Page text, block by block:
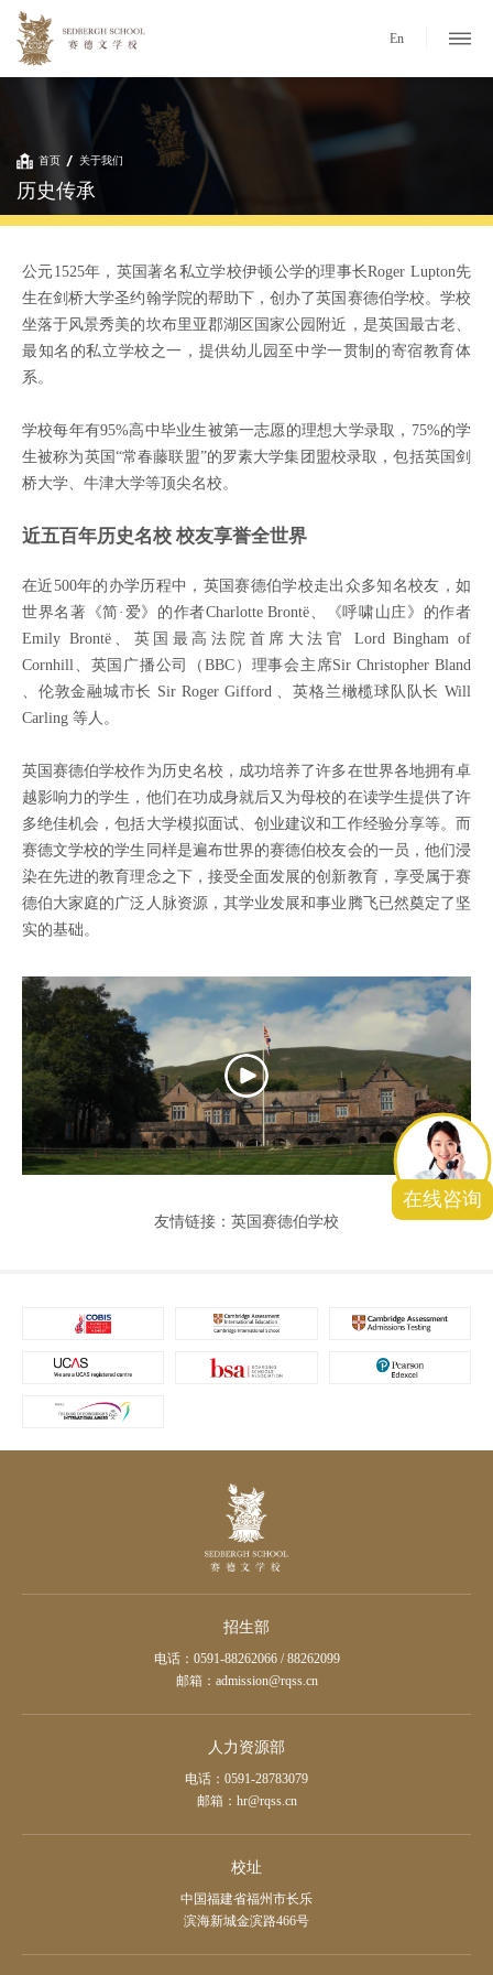
En
首页 关于我们
历史传承
公元1525年，英国著名私立学校伊顿公学的理事长Roger Lupton先
生在剑桥大学圣约翰学院的帮助下，创办了英国赛德伯学校。学校
坐落于风景秀美的坎布里亚郡湖区国家公园附近，是英国最古老、
最知名的私立学校之一，提供幼儿园至中学一贯制的寄宿教育体
系。
学校每年有95%高中毕业生被第一志愿的理想大学录取，75%的学
生被称为英国“常春藤联盟”的罗素大学集团盟校录取，包括英国剑
桥大学、牛津大学等顶尖名校。
近五百年历史名校 校友享誉全世界
在近500年的办学历程中，英国赛德伯学校走出众多知名校友，如
世界名著《简·爱》的作者Charlotte Brontë、《呼啸山庄》的作者
Emily Brontë、英国最高法院首席大法官 Lord Bingham of
Cornhill、英国广播公司（BBC）理事会主席Sir Christopher Bland
、伦敦金融城市长 Sir Roger Gifford 、英格兰橄榄球队队长 Will
Carling 等人。
英国赛德伯学校作为历史名校，成功培养了许多在世界各地拥有卓
越影响力的学生，他们在功成身就后又为母校的在读学生提供了许
多绝佳机会，包括大学模拟面试、创业建议和工作经验分享等。而
赛德文学校的学生同样是遍布世界的赛德伯校友会的一员，他们浸
染在先进的教育理念之下，接受全面发展的创新教育，享受属于赛
德伯大家庭的广泛人脉资源，其学业发展和事业腾飞已然奠定了坚
实的基础。
友情链接：英国赛德伯学校
招生部
电话：0591-88262066 / 88262099
邮箱：admission@rqss.cn
人力资源部
电话：0591-28783079
邮箱：hr@rqss.cn
校址
中国福建省福州市长乐
滨海新城金滨路466号
在线咨询